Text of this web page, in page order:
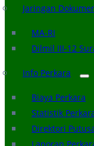
Jaringan
MA-RI
Dilmil III-12
Info Perkara
Biaya Perkara
Statistik
Direktori